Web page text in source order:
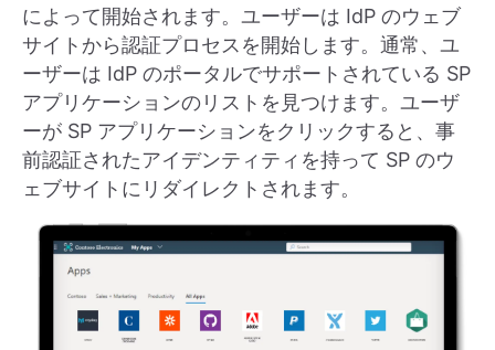
によって開始されます。ユーザーは IdP のウェブ
サイトから認証プロセスを開始します。通常、ユ
ーザーは IdP のポータルでサポートされている SP
アプリケーションのリストを見つけます。ユーザ
ーが SP アプリケーションをクリックすると、事
前認証されたアイデンティティを持って SP のウ
ェブサイトにリダイレクトされます。